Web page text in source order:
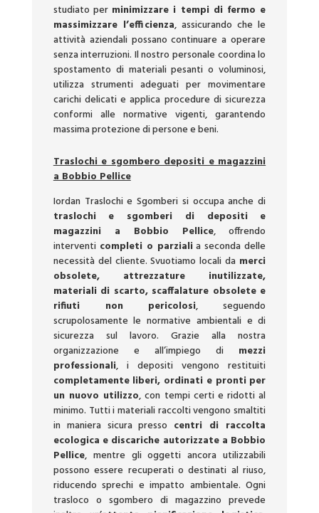
studiato per minimizzare i tempi di fermo e
massimizzare l’efficienza, assicurando che le
attività aziendali possano continuare a operare
senza interruzioni. Il nostro personale coordina lo
spostamento di materiali pesanti o voluminosi,
utilizza strumenti adeguati per movimentare
carichi delicati e applica procedure di sicurezza
conformi alle normative vigenti, garantendo
massima protezione di persone e beni.
Traslochi e sgombero depositi e magazzini
a Bobbio Pellice
Iordan Traslochi e Sgomberi si occupa anche di
traslochi e sgomberi di depositi e
magazzini a Bobbio Pellice, offrendo
interventi completi o parzialia seconda delle
necessità del cliente. Svuotiamo locali da merci
obsolete, attrezzature inutilizzate,
materiali di scarto, scaffalature obsolete e
rifiuti non pericolosi, seguendo
scrupolosamente le normative ambientali e di
sicurezza sul lavoro. Grazie alla nostra
organizzazione e all’impiego di mezzi
professionali, i depositi vengono restituiti
completamente liberi, ordinati e pronti per
un nuovo utilizzo, con tempi certi e ridotti al
minimo. Tutti i materiali raccolti vengono smaltiti
in maniera sicura presso centri di raccolta
ecologica e discariche autorizzate a Bobbio
Pellice, mentre gli oggetti ancora utilizzabili
possono essere recuperati o destinati al riuso,
riducendo sprechi e impatto ambientale. Ogni
trasloco o sgombero di magazzino prevede